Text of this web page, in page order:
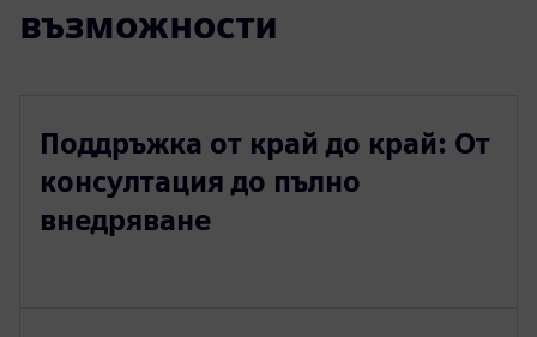
възможности
Поддръжка от край до край: От
консултация до пълно
внедряване